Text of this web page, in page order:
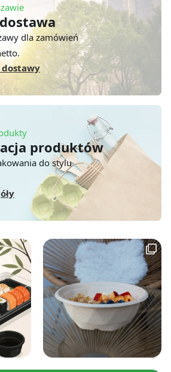
dla zamówień
produktów
do stylu